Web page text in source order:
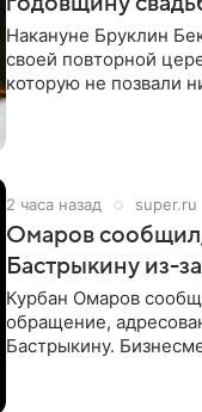
Накануне Бруклин
своей повторной
которую не позвали
2 часа назад super.ru
Омаров
Бастрыкину из-
Курбан Омаров
обращение,
Бастрыкину.